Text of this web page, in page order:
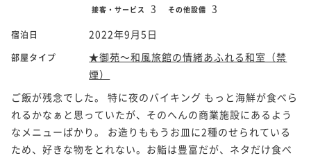
接客・サービス 3 その他設備 3
宿泊日 2022年9月5日
部屋タイプ
★御苑～和風旅館の情緒あふれる和室（禁
煙）
ご飯が残念でした。 特に夜のバイキング もっと海鮮が食べら
れるかなぁと思っていたが、そのへんの商業施設にあるよう
なメニューばかり。 お造りももうお皿に2種のせられている
ため、好きな物をとれない。お鮨は豊富だが、ネタだけ食べ